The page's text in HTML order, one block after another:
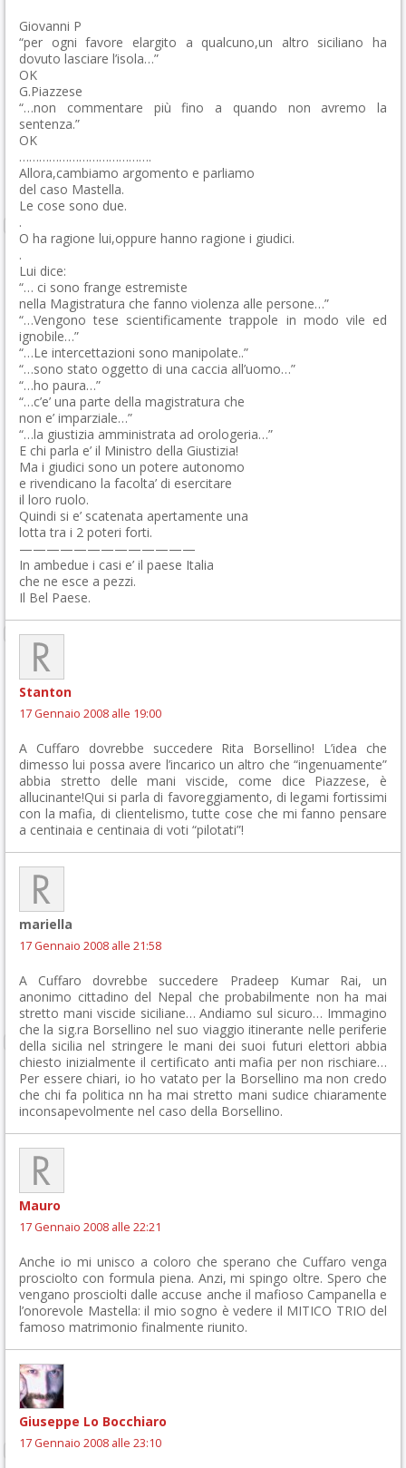
Giovanni P
“per ogni favore elargito a qualcuno,un altro siciliano ha
dovuto lasciare l’isola…”
OK
G.Piazzese
“…non commentare più fino a quando non avremo la
sentenza.”
OK
………………………………….
Allora,cambiamo argomento e parliamo
del caso Mastella.
Le cose sono due.
.
O ha ragione lui,oppure hanno ragione i giudici.
.
Lui dice:
“… ci sono frange estremiste
nella Magistratura che fanno violenza alle persone…”
“…Vengono tese scientificamente trappole in modo vile ed
ignobile…”
“…Le intercettazioni sono manipolate..”
“…sono stato oggetto di una caccia all’uomo…”
“…ho paura…”
“…c’e’ una parte della magistratura che
non e’ imparziale…”
“…la giustizia amministrata ad orologeria…”
E chi parla e’ il Ministro della Giustizia!
Ma i giudici sono un potere autonomo
e rivendicano la facolta’ di esercitare
il loro ruolo.
Quindi si e’ scatenata apertamente una
lotta tra i 2 poteri forti.
—————————————
In ambedue i casi e’ il paese Italia
che ne esce a pezzi.
Il Bel Paese.
Stanton
17 Gennaio 2008 alle 19:00
A Cuffaro dovrebbe succedere Rita Borsellino! L’idea che
dimesso lui possa avere l’incarico un altro che “ingenuamente”
abbia stretto delle mani viscide, come dice Piazzese, è
allucinante!Qui si parla di favoreggiamento, di legami fortissimi
con la mafia, di clientelismo, tutte cose che mi fanno pensare
a centinaia e centinaia di voti “pilotati”!
mariella
17 Gennaio 2008 alle 21:58
A Cuffaro dovrebbe succedere Pradeep Kumar Rai, un
anonimo cittadino del Nepal che probabilmente non ha mai
stretto mani viscide siciliane… Andiamo sul sicuro… Immagino
che la sig.ra Borsellino nel suo viaggio itinerante nelle periferie
della sicilia nel stringere le mani dei suoi futuri elettori abbia
chiesto inizialmente il certificato anti mafia per non rischiare…
Per essere chiari, io ho vatato per la Borsellino ma non credo
che chi fa politica nn ha mai stretto mani sudice chiaramente
inconsapevolmente nel caso della Borsellino.
Mauro
17 Gennaio 2008 alle 22:21
Anche io mi unisco a coloro che sperano che Cuffaro venga
prosciolto con formula piena. Anzi, mi spingo oltre. Spero che
vengano prosciolti dalle accuse anche il mafioso Campanella e
l’onorevole Mastella: il mio sogno è vedere il MITICO TRIO del
famoso matrimonio finalmente riunito.
Giuseppe Lo Bocchiaro
17 Gennaio 2008 alle 23:10